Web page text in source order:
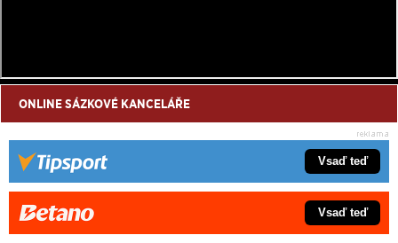
ONLINE SÁZKOVÉ KANCELÁŘE
Vsaď teď
Vsaď teď